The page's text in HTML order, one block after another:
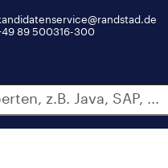
89 500316-300